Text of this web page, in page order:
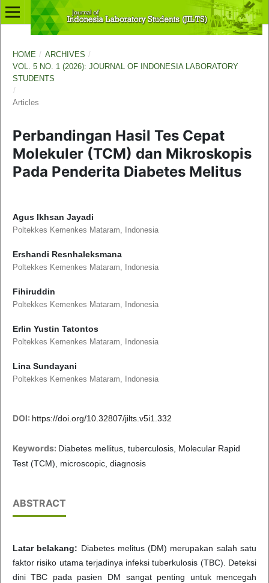
HOME / ARCHIVES /
VOL. 5 NO. 1 (2026): JOURNAL OF INDONESIA LABORATORY
STUDENTS
/
Articles
Perbandingan Hasil Tes Cepat
Molekuler (TCM) dan Mikroskopis
Pada Penderita Diabetes Melitus
Agus Ikhsan Jayadi
Poltekkes Kemenkes Mataram, Indonesia
Ershandi Resnhaleksmana
Poltekkes Kemenkes Mataram, Indonesia
Fihiruddin
Poltekkes Kemenkes Mataram, Indonesia
Erlin Yustin Tatontos
Poltekkes Kemenkes Mataram, Indonesia
Lina Sundayani
Poltekkes Kemenkes Mataram, Indonesia
DOI: https://doi.org/10.32807/jilts.v5i1.332
Keywords: Diabetes mellitus, tuberculosis, Molecular Rapid
Test (TCM), microscopic, diagnosis
ABSTRACT
Latar belakang: Diabetes melitus (DM) merupakan salah satu
faktor risiko utama terjadinya infeksi tuberkulosis (TBC). Deteksi
dini TBC pada pasien DM sangat penting untuk mencegah